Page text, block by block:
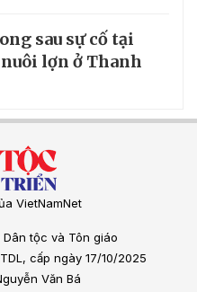
sau sự cố tại
lợn ở Thanh
VietNamNet
tộc và Tôn giáo
cấp ngày 17/10/2025
Văn Bá